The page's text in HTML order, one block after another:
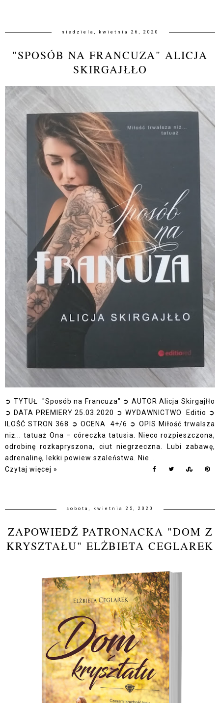
niedziela, kwietnia 26, 2020
"SPOSÓB NA FRANCUZA" ALICJA
SKIRGAJŁŁO
➲ TYTUŁ "Sposób na Francuza" ➲ AUTOR Alicja Skirgajłło
➲ DATA PREMIERY 25.03.2020 ➲ WYDAWNICTWO Editio ➲
ILOŚĆ STRON 368 ➲ OCENA 4+/6 ➲ OPIS Miłość trwalsza
niż... tatuaż Ona – córeczka tatusia. Nieco rozpieszczona,
odrobinę rozkapryszona, ciut niegrzeczna. Lubi zabawę,
adrenalinę, lekki powiew szaleństwa. Nie...
Czytaj więcej »
sobota, kwietnia 25, 2020
ZAPOWIEDŹ PATRONACKA "DOM Z
KRYSZTAŁU" ELŻBIETA CEGLAREK